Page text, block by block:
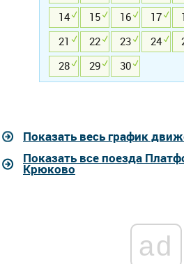
14
15 16 17
21
22 23 24
28
29 30
Показать весь график
Показать все поезда
Крюково
ad